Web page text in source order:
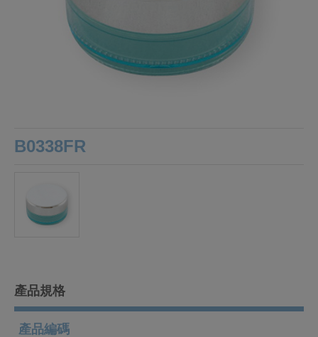
B0338FR
產品規格
產品編碼